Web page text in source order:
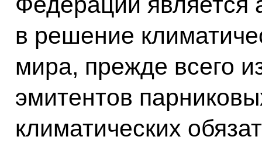
в решение
мира, прежде всего
эмитентов
климатических